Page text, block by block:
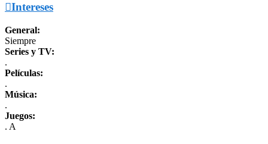
Intereses
General:
Siempre
Series y TV:
.
Películas:
.
Música:
.
Juegos:
. A